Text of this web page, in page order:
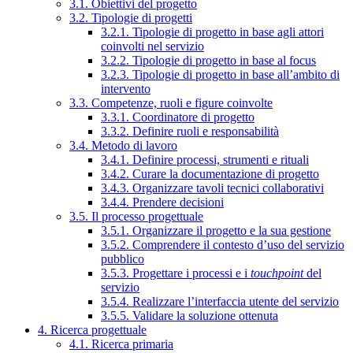
3.1. Obiettivi del progetto
3.2. Tipologie di progetti
3.2.1. Tipologie di progetto in base agli attori
coinvolti nel servizio
3.2.2. Tipologie di progetto in base al focus
3.2.3. Tipologie di progetto in base all’ambito di
intervento
3.3. Competenze, ruoli e figure coinvolte
3.3.1. Coordinatore di progetto
3.3.2. Definire ruoli e responsabilità
3.4. Metodo di lavoro
3.4.1. Definire processi, strumenti e rituali
3.4.2. Curare la documentazione di progetto
3.4.3. Organizzare tavoli tecnici collaborativi
3.4.4. Prendere decisioni
3.5. Il processo progettuale
3.5.1. Organizzare il progetto e la sua gestione
3.5.2. Comprendere il contesto d’uso del servizio
pubblico
3.5.3. Progettare i processi e i touchpointdel
servizio
3.5.4. Realizzare l’interfaccia utente del servizio
3.5.5. Validare la soluzione ottenuta
4. Ricerca progettuale
4.1. Ricerca primaria